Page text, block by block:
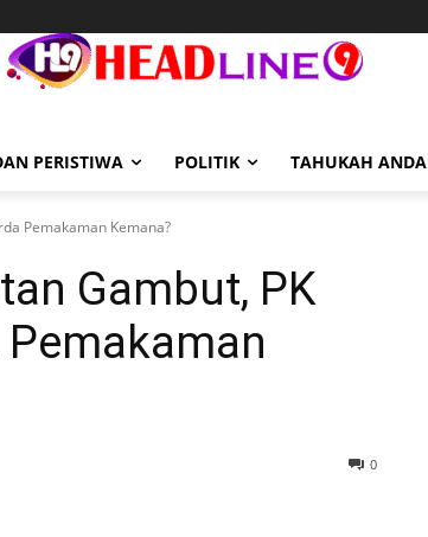
PERISTIWA POLITIK TAHUKAH ANDA
Pemakaman Kemana?
Gambut, PK
Pemakaman
0